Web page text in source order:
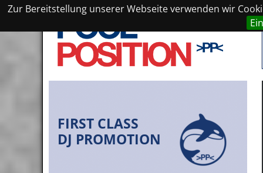
Zur Bereitstellung unserer Webseite verwenden wir
FIRST CLASS
DJ PROMOTION